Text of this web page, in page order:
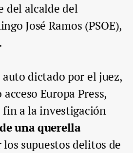
del alcalde del
José Ramos (PSOE),
dictado por el juez,
Europa Press,
fin a la investigación
una querella
los supuestos delitos de